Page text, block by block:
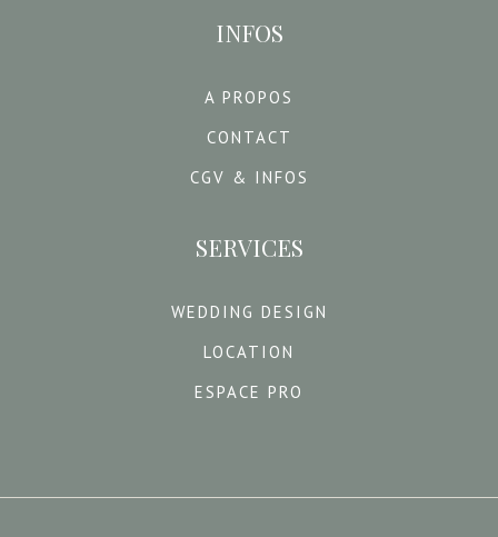
INFOS
A PROPOS
CONTACT
CGV & INFOS
SERVICES
WEDDING DESIGN
LOCATION
ESPACE PRO